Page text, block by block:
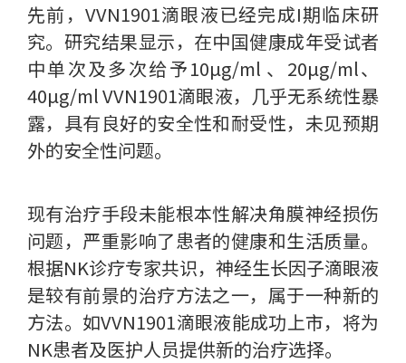
先前，VVN1901滴眼液已经完成I期临床研
究。研究结果显示，在中国健康成年受试者
中单次及多次给予10µg/ml 、20µg/ml、
40µg/ml VVN1901滴眼液，几乎无系统性暴
露，具有良好的安全性和耐受性，未见预期
外的安全性问题。
现有治疗手段未能根本性解决角膜神经损伤
问题，严重影响了患者的健康和生活质量。
根据NK诊疗专家共识，神经生长因子滴眼液
是较有前景的治疗方法之一，属于一种新的
方法。如VVN1901滴眼液能成功上市，将为
NK患者及医护人员提供新的治疗选择。